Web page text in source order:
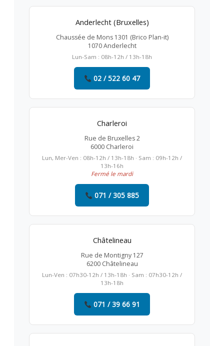
Anderlecht (Bruxelles)
Chaussée de Mons 1301 (Brico Plan-it)
1070 Anderlecht
Lun-Sam : 08h-12h / 13h-18h
02 / 522 60 47
Charleroi
Rue de Bruxelles 2
6000 Charleroi
Lun, Mer-Ven : 08h-12h / 13h-18h · Sam : 09h-12h /
13h-16h
Fermé le mardi
071 / 305 885
Châtelineau
Rue de Montigny 127
6200 Châtelineau
Lun-Ven : 07h30-12h / 13h-18h · Sam : 07h30-12h /
13h-18h
071 / 39 66 91